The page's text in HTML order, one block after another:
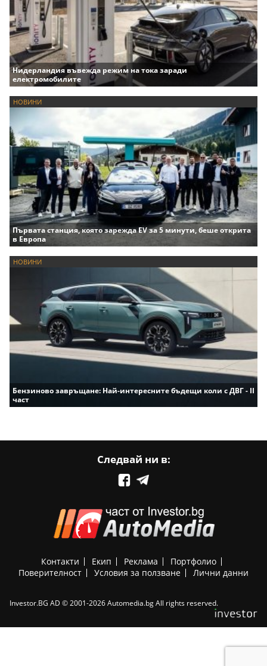
Нидерландия въвежда режим на тока заради
електромобилите
НОВИНИ
Първата станция, която зарежда EV за 5 минути, беше открита
в Европа
НОВИНИ
Бензиново завръщане: Най-интересните бъдещи коли с ДВГ - II
част
Следвай ни в:
Контакти Екип Реклама
Портфолио
Поверителност
Условия за ползване Лични данни
Investor.BG AD © 2001-2026 Automedia.bg All rights reserved.